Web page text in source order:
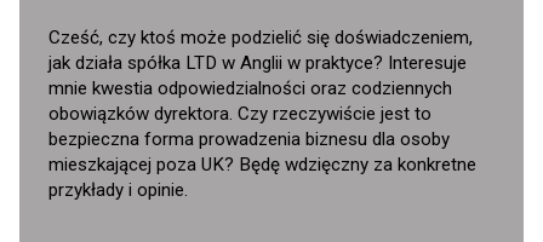
Cześć, czy ktoś może podzielić się doświadczeniem,
jak działa spółka LTD w Anglii w praktyce? Interesuje
mnie kwestia odpowiedzialności oraz codziennych
obowiązków dyrektora. Czy rzeczywiście jest to
bezpieczna forma prowadzenia biznesu dla osoby
mieszkającej poza UK? Będę wdzięczny za konkretne
przykłady i opinie.